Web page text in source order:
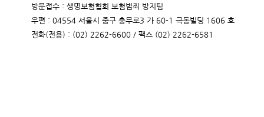
방문접수 : 생명보험협회 보험범죄 방지팀
우편 : 04554 서울시 중구 충무로3 가 60-1 극동빌딩 1606 호
전화(전용) : (02) 2262-6600 / 팩스 (02) 2262-6581